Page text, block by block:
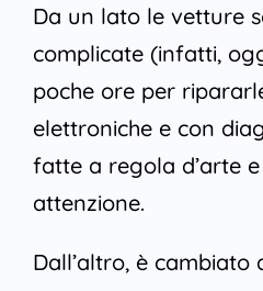
Da un lato le vetture
complicate (infatti,
poche ore per
elettroniche e con
fatte a regola d’arte
attenzione.
Dall’altro, è cambiato